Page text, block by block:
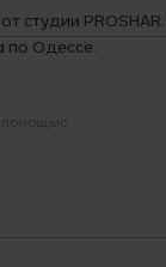
студии
по Одессе.